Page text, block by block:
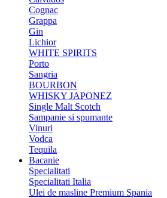
Cognac
Grappa
Gin
Lichior
WHITE SPIRITS
Porto
Sangria
BOURBON
WHISKY JAPONEZ
Single Malt Scotch
Sampanie si spumante
Vinuri
Vodca
Tequila
Bacanie
Specialitati
Specialitati Italia
Ulei de masline Premium Spania